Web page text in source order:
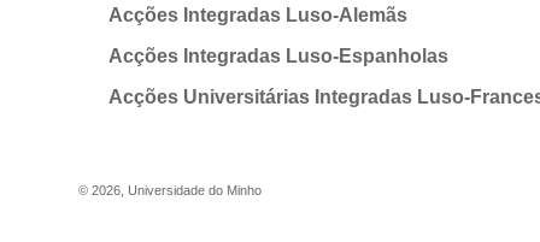
Acções Integradas Luso-Alemãs
Acções Integradas Luso-Espanholas
Acções Universitárias Integradas Luso-
© 2026 Universidade do Minho